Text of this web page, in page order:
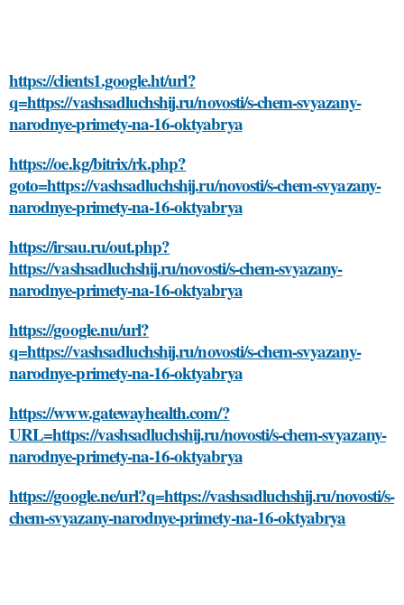
https://clients1.google.ht/url?
q=https://vashsadluchshij.ru/novosti/s-chem-svyazany-
narodnye-primety-na-16-oktyabrya
https://oe.kg/bitrix/rk.php?
goto=https://vashsadluchshij.ru/novosti/s-chem-svyazany-
narodnye-primety-na-16-oktyabrya
https://irsau.ru/out.php?
https://vashsadluchshij.ru/novosti/s-chem-svyazany-
narodnye-primety-na-16-oktyabrya
https://google.nu/url?
q=https://vashsadluchshij.ru/novosti/s-chem-svyazany-
narodnye-primety-na-16-oktyabrya
https://www.gatewayhealth.com/?
URL=https://vashsadluchshij.ru/novosti/s-chem-svyazany-
narodnye-primety-na-16-oktyabrya
https://google.ne/url?q=https://vashsadluchshij.ru/novosti/s-
chem-svyazany-narodnye-primety-na-16-oktyabrya